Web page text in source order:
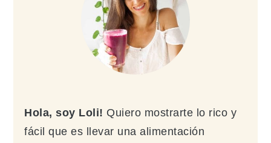
Hola, soy Loli! Quiero mostrarte lo rico y
fácil que es llevar una alimentación